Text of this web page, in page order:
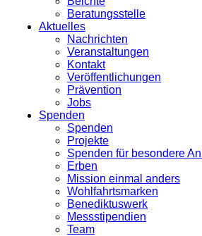
Beratungsstelle
Aktuelles
Nachrichten
Veranstaltungen
Kontakt
Veröffentlichungen
Prävention
Jobs
Spenden
Spenden
Projekte
Spenden für besondere
Erben
Mission einmal anders
Wohlfahrtsmarken
Benediktuswerk
Messstipendien
Team